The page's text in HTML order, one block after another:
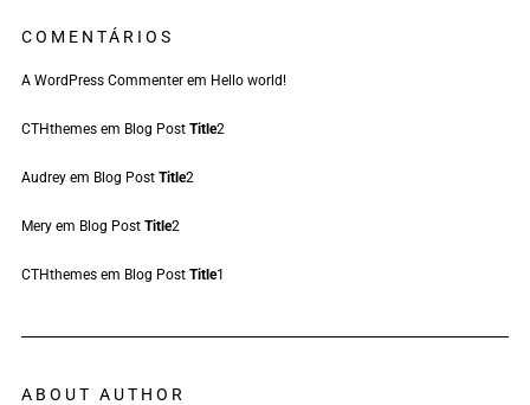
COMENTÁRIOS
A WordPress Commenterem Hello world!
CTHthemesem Blog Post Title2
Audreyem Blog Post Title2
Meryem Blog Post Title2
CTHthemesem Blog Post Title1
ABOUT AUTHOR